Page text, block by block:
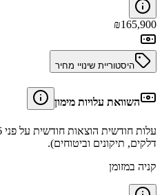
₪165,900
היסטוריית שינויי מחיר
השוואת עלויות מימון
דלקים, תיקונים וביטוחים).
קניה במזומן